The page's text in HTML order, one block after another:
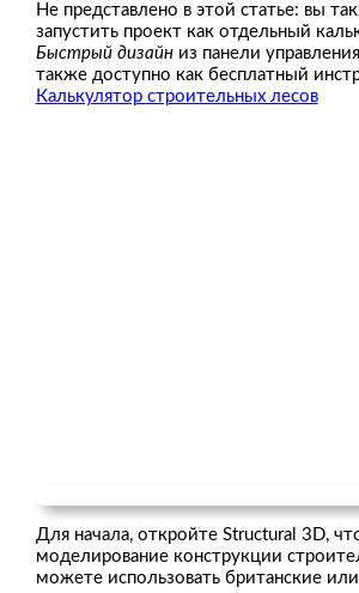
Не представлено в этой статье: вы
запустить проект как отдельный
Быстрый дизайниз панели
также доступно как бесплатный
Калькулятор строительных лесов
Для начала, откройте Structural 3D,
моделирование конструкции
можете использовать британские